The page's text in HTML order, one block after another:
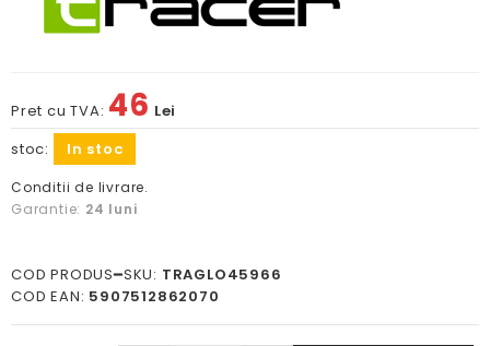
Pret cu TVA: 46 Lei
stoc:
In stoc
Conditii de livrare.
Garantie: 24 luni
COD PRODUS━SKU: TRAGLO45966
COD EAN: 5907512862070